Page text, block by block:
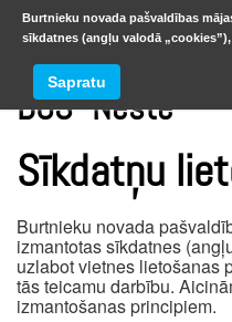
DUS “Neste”
Sīkdatņu
Burtnieku novada
izmantotas sīkdatnes
uzlabot vietnes lietošanas
tās teicamu darbību.
izmantošanas principiem.
Burtnieku novada pašvaldības
sīkdatnes (angļu valodā
Sapratu